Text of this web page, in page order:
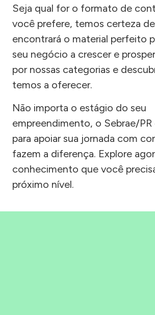
Seja qual for o formato de
você prefere, temos certeza
encontrará o material perfeito
seu negócio a crescer e
por nossas categorias e
temos a oferecer.
Não importa o estágio do seu
empreendimento, o Sebrae/PR
para apoiar sua jornada com
fazem a diferença. Explore
conhecimento que você
próximo nível.